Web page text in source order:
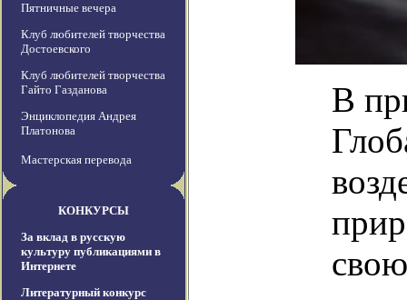
Пятничные вечера
Клуб любителей творчества
Достоевского
Клуб любителей творчества
Гайто Газданова
Энциклопедия Андрея
Платонова
Мастерская перевода
КОНКУРСЫ
За вклад в русскую
культуру публикациями в
Интернете
Литературный конкурс
В